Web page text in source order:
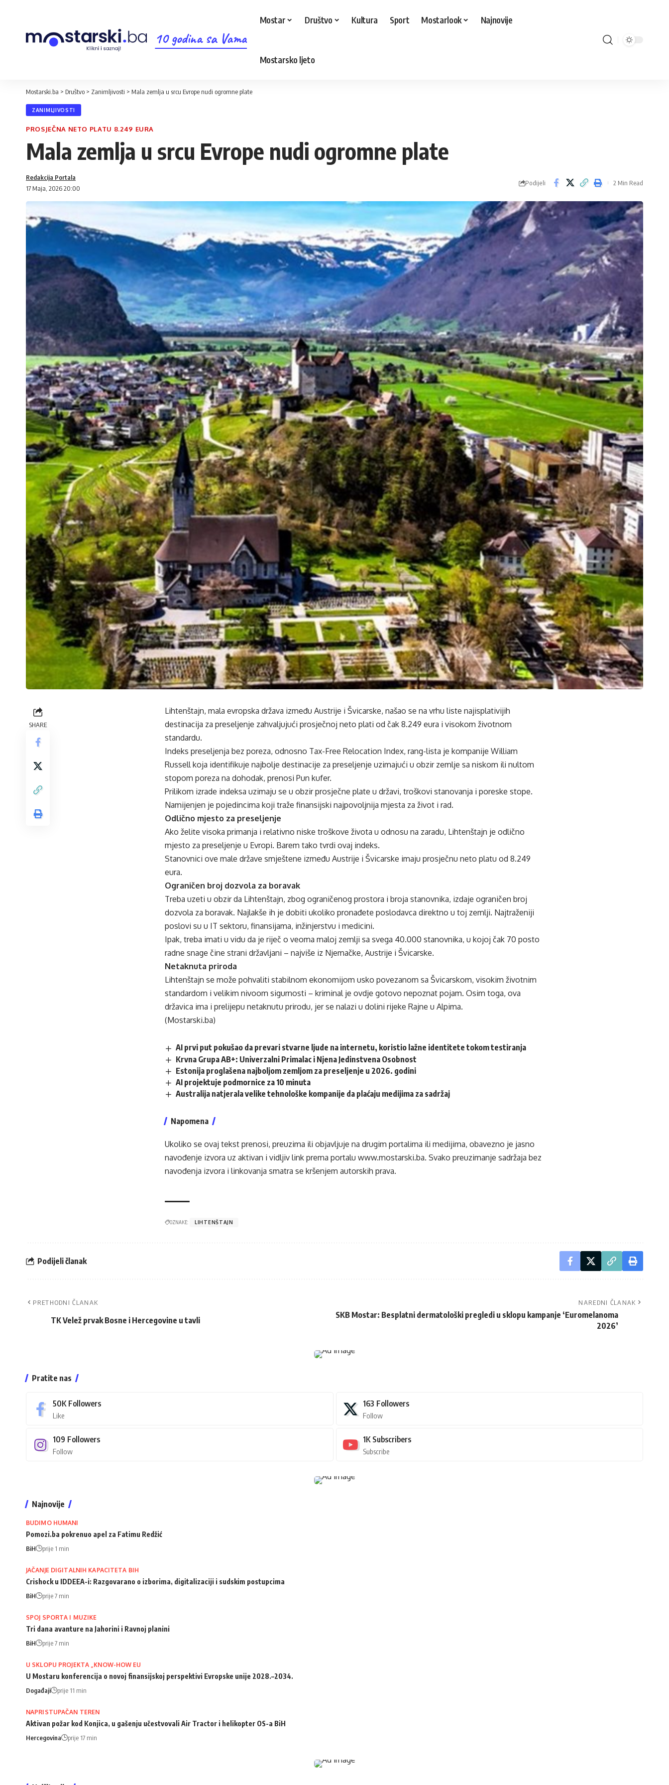
10 godina sa Vama
Mostar Društvo Kultura Sport Mostarlook Najnovije
Mostarsko ljeto
Mostarski.ba > Društvo > Zanimljivosti > Mala zemlja u srcu Evrope nudi ogromne plate
ZANIMLJIVOSTI
PROSJEČNA NETO PLATU 8.249 EURA
Mala zemlja u srcu Evrope nudi ogromne plate
17 Maja, 2026 20:00
Redakcija Portala
Podijeli 2 Min Read
SHARE
Lihtenštajn, mala evropska država između Austrije i Švicarske, našao se na vrhu liste najisplativijih
destinacija za preseljenje zahvaljujući prosječnoj neto plati od čak 8.249 eura i visokom životnom
standardu.
Indeks preseljenja bez poreza, odnosno Tax-Free Relocation Index, rang-lista je kompanije William
Russell koja identifikuje najbolje destinacije za preseljenje uzimajući u obzir zemlje sa niskom ili nultom
stopom poreza na dohodak, prenosi Pun kufer.
Prilikom izrade indeksa uzimaju se u obzir prosječne plate u državi, troškovi stanovanja i poreske stope.
Namijenjen je pojedincima koji traže finansijski najpovoljnija mjesta za život i rad.
Odlično mjesto za preseljenje
Ako želite visoka primanja i relativno niske troškove života u odnosu na zaradu, Lihtenštajn je odlično
mjesto za preseljenje u Evropi. Barem tako tvrdi ovaj indeks.
Stanovnici ove male države smještene između Austrije i Švicarske imaju prosječnu neto platu od 8.249
eura.
Ograničen broj dozvola za boravak
Treba uzeti u obzir da Lihtenštajn, zbog ograničenog prostora i broja stanovnika, izdaje ograničen broj
dozvola za boravak. Najlakše ih je dobiti ukoliko pronađete poslodavca direktno u toj zemlji. Najtraženiji
poslovi su u IT sektoru, finansijama, inžinjerstvu i medicini.
Ipak, treba imati u vidu da je riječ o veoma maloj zemlji sa svega 40.000 stanovnika, u kojoj čak 70 posto
radne snage čine strani državljani – najviše iz Njemačke, Austrije i Švicarske.
Netaknuta priroda
Lihtenštajn se može pohvaliti stabilnom ekonomijom usko povezanom sa Švicarskom, visokim životnim
standardom i velikim nivoom sigurnosti – kriminal je ovdje gotovo nepoznat pojam. Osim toga, ova
državica ima i prelijepu netaknutu prirodu, jer se nalazi u dolini rijeke Rajne u Alpima.
(Mostarski.ba)
AI prvi put pokušao da prevari stvarne ljude na internetu, koristio lažne identitete tokom testiranja
Krvna Grupa AB+: Univerzalni Primalac i Njena Jedinstvena Osobnost
Estonija proglašena najboljom zemljom za preseljenje u 2026. godini
AI projektuje podmornice za 10 minuta
Australija natjerala velike tehnološke kompanije da plaćaju medijima za sadržaj
Napomena
Ukoliko se ovaj tekst prenosi, preuzima ili objavljuje na drugim portalima ili medijima, obavezno je jasno
navođenje izvora uz aktivan i vidljiv link prema portalu www.mostarski.ba. Svako preuzimanje sadržaja bez
navođenja izvora i linkovanja smatra se kršenjem autorskih prava.
OZNAKE: LIHTENŠTAJN
Podijeli članak
PRETHODNI ČLANAK
TK Velež prvak Bosne i Hercegovine u tavli
NAREDNI ČLANAK
SKB Mostar: Besplatni dermatološki pregledi u sklopu kampanje ‘Euromelanoma
2026’
Pratite nas
50K Followers
Like
163 Followers
Follow
109 Followers
Follow
1K Subscribers
Subscribe
Najnovije
BUDIMO HUMANI
Pomozi.ba pokrenuo apel za Fatimu Redžić
BiH prije 1 min
JAČANJE DIGITALNIH KAPACITETA BIH
Crishock u IDDEEA-i: Razgovarano o izborima, digitalizaciji i sudskim postupcima
BiH prije 7 min
SPOJ SPORTA I MUZIKE
Tri dana avanture na Jahorini i Ravnoj planini
BiH prije 7 min
U SKLOPU PROJEKTA „KNOW-HOW EU
U Mostaru konferencija o novoj finansijskoj perspektivi Evropske unije 2028.–2034.
Događaji prije 11 min
NAPRISTUPAČAN TEREN
Aktivan požar kod Konjica, u gašenju učestvovali Air Tractor i helikopter OS-a BiH
Hercegovina prije 17 min